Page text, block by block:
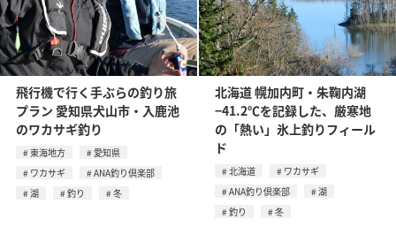
飛行機で行く手ぶらの釣り旅
プラン 愛知県犬山市・入鹿池
のワカサギ釣り
東海地方
愛知県
ワカサギ
ANA釣り倶楽部
湖
釣り 冬
北海道 幌加内町・朱鞠内湖
−41.2℃を記録した、厳寒地
の「熱い」氷上釣りフィール
ド
北海道
ワカサギ
ANA釣り倶楽部
湖
釣り
冬